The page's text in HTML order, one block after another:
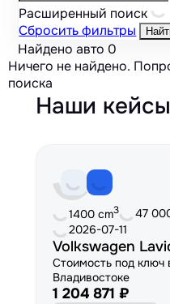
Расширенный поиск
Сбросить фильтры
Найдено авто 0
Ничего не найдено.
поиска
Наши кейсы
1400 cm3 47
2026-07-11
Volkswagen
Стоимость под ключ
Владивостоке
1 204 871 ₽